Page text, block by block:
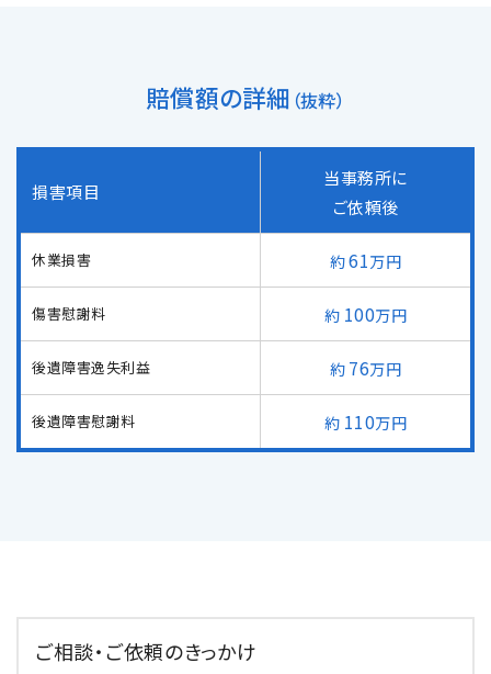
賠償額の詳細 （抜粋）
損害項目
当事務所に
ご依頼後
休業損害 61万円
傷害慰謝料 100万円
後遺障害逸失利益 76万円
後遺障害慰謝料 110万円
ご相談・ご依頼のきっかけ